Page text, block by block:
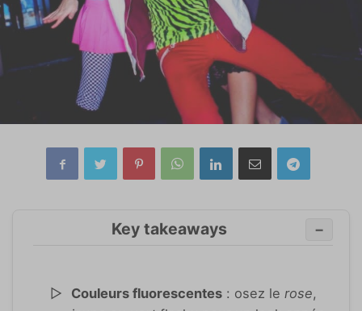
Key takeaways −
Couleurs fluorescentes : osez lerose,